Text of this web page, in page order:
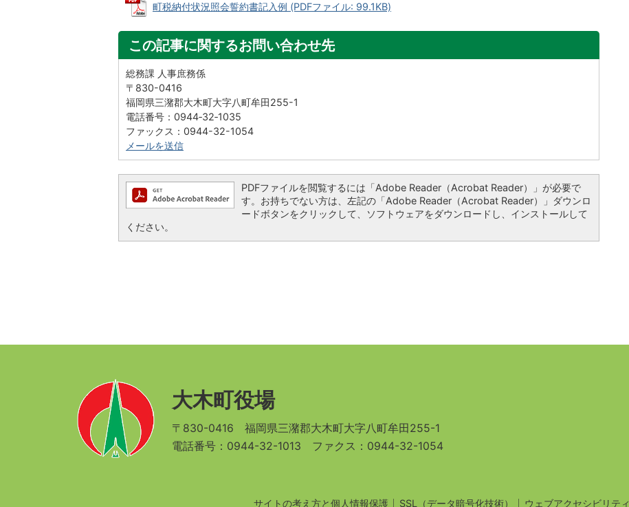
町税納付状況照会誓約書記入例 (PDFファイル: 99.1KB)
この記事に関するお問い合わせ先
総務課 人事庶務係
〒830-0416
福岡県三潴郡大木町大字八町牟田255-1
電話番号：0944‐32‐1035
ファックス：0944-32-1054
メールを送信
PDFファイルを閲覧するには「Adobe Reader（Acrobat Reader）」が必要で
す。お持ちでない方は、左記の「Adobe Reader（Acrobat Reader）」ダウンロ
ードボタンをクリックして、ソフトウェアをダウンロードし、インストールして
ください。
大木町役場
〒830-0416 福岡県三潴郡大木町大字八町牟田255-1
電話番号：0944-32-1013 ファクス：0944-32-1054
サイトの考え方と個人情報保護 SSL（データ暗号化技術） ウェブアクセシビリティ